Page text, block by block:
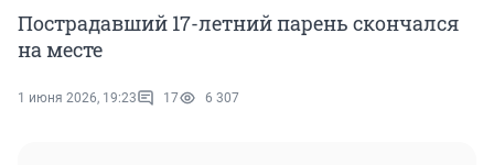
Пострадавший 17-летний парень скончался
на месте
1 июня 2026, 19:23 17 6 307